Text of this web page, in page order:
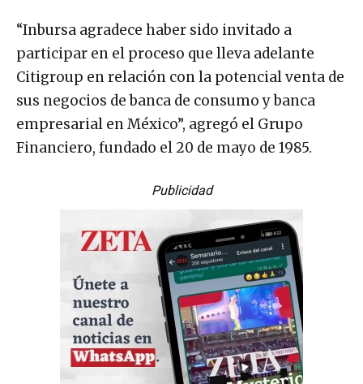
“Inbursa agradece haber sido invitado a
participar en el proceso que lleva adelante
Citigroup en relación con la potencial venta de
sus negocios de banca de consumo y banca
empresarial en México”, agregó el Grupo
Financiero, fundado el 20 de mayo de 1985.
Publicidad